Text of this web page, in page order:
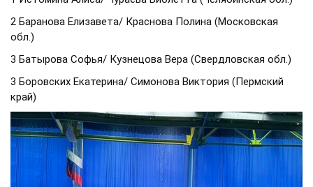
2 Баранова Елизавета/ Краснова Полина (Московская
обл.)
3 Батырова Софья/ Кузнецова Вера (Свердловская обл.)
3 Боровских Екатерина/ Симонова Виктория (Пермский
край)